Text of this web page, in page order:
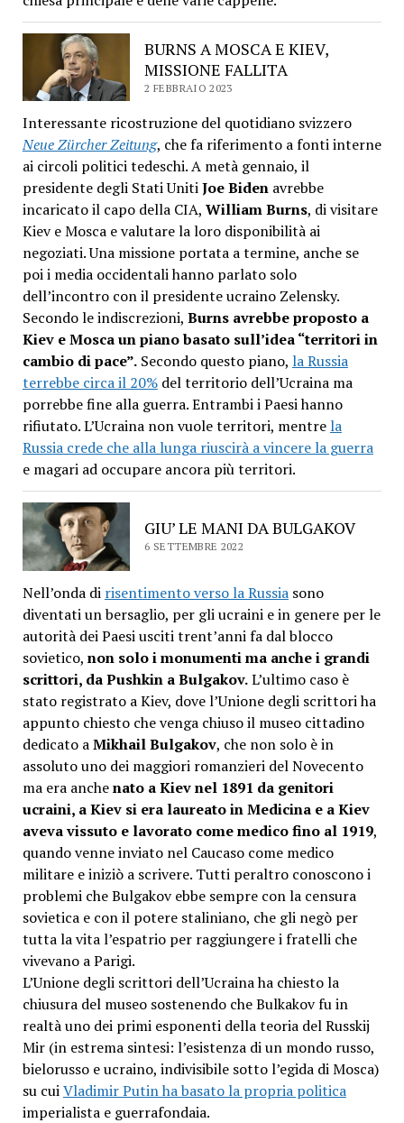
BURNS A MOSCA E KIEV,
MISSIONE FALLITA
2 FEBBRAIO 2023
Interessante ricostruzione del quotidiano svizzero
Neue Zürcher Zeitung, che fa riferimento a fonti interne
ai circoli politici tedeschi. A metà gennaio, il
presidente degli Stati UnitiJoe Bidenavrebbe
incaricato il capo della CIA, William Burns, di visitare
Kiev e Mosca e valutare la loro disponibilità ai
negoziati. Una missione portata a termine, anche se
poi i media occidentali hanno parlato solo
dell’incontro con il presidente ucraino Zelensky.
Secondo le indiscrezioni, Burns avrebbe proposto a
Kiev e Mosca un piano basato sull’idea “territori in
cambio di pace”.Secondo questo piano, la Russia
terrebbe circa il 20%del territorio dell’Ucraina ma
porrebbe fine alla guerra. Entrambi i Paesi hanno
rifiutato. L’Ucraina non vuole territori, mentre la
Russia crede che alla lunga riuscirà a vincere la guerra
e magari ad occupare ancora più territori.
GIU’ LE MANI DA BULGAKOV
6 SETTEMBRE 2022
Nell’onda di risentimento verso la Russiasono
diventati un bersaglio, per gli ucraini e in genere per le
autorità dei Paesi usciti trent’anni fa dal blocco
sovietico, non solo i monumenti ma anche i grandi
scrittori, da Pushkin a Bulgakov.L’ultimo caso è
stato registrato a Kiev, dove l’Unione degli scrittori ha
appunto chiesto che venga chiuso il museo cittadino
dedicato aMikhail Bulgakov, che non solo è in
assoluto uno dei maggiori romanzieri del Novecento
ma era anchenato a Kiev nel 1891 da genitori
ucraini, a Kiev si era laureato in Medicina e a Kiev
aveva vissuto e lavorato come medico fino al 1919,
quando venne inviato nel Caucaso come medico
militare e iniziò a scrivere. Tutti peraltro conoscono i
problemi che Bulgakov ebbe sempre con la censura
sovietica e con il potere staliniano, che gli negò per
tutta la vita l’espatrio per raggiungere i fratelli che
vivevano a Parigi.
L’Unione degli scrittori dell’Ucraina ha chiesto la
chiusura del museo sostenendo che Bulkakov fu in
realtà uno dei primi esponenti della teoria del Russkij
Mir (in estrema sintesi: l’esistenza di un mondo russo,
bielorusso e ucraino, indivisibile sotto l’egida di Mosca)
su cuiVladimir Putin ha basato la propria politica
imperialista e guerrafondaia.